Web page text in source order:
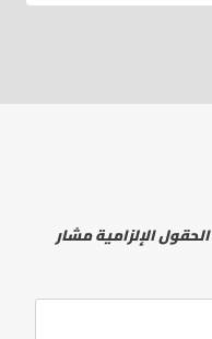
الحقول الإلزامية مشار